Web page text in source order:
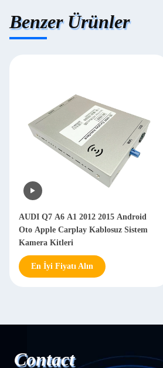
Benzer Ürünler
AUDI Q7 A6 A1 2012 2015 Android
Oto Apple Carplay Kablosuz Sistem
Kamera Kitleri
En İyi Fiyatı Alın
Contact